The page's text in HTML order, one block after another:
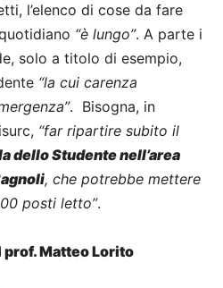
l’elenco di cose da fare
“è lungo”. A parte i
solo a titolo di esempio,
“la cui carenza
. Bisogna, in
“far ripartire subito il
dello Studente nell’area
, che potrebbe mettere
posti letto”.
Matteo Lorito